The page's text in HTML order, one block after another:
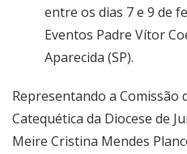
entre os dias 7 e 9 de
Eventos Padre Vítor
Aparecida (SP).
Representando a Comissão
Catequética da Diocese de
Meire Cristina Mendes